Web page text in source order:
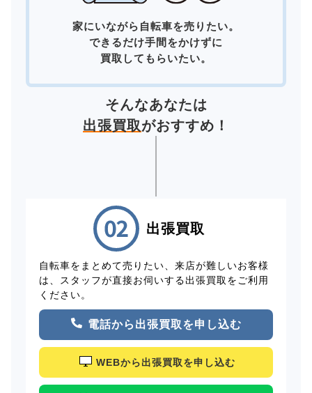
家にいながら自転車を売りたい。
できるだけ手間をかけずに
買取してもらいたい。
そんなあなたは
出張買取がおすすめ！
出張買取
自転車をまとめて売りたい、来店が難しいお客様
は、スタッフが直接お伺いする出張買取をご利用
ください。
電話から出張買取を申し込む
WEBから出張買取を申し込む